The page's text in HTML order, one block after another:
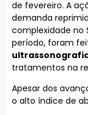
de fevereiro. A
demanda
complexidade no
período, foram
tratamentos na
Apesar dos
o alto índice de